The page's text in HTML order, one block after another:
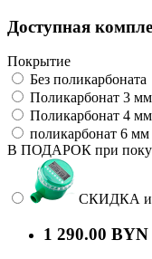
Доступная
Покрытие
Без поликарбоната
Поликарбонат 3
Поликарбонат 4
поликарбонат 6
В ПОДАРОК при
СКИДКА и
1 290.00 BYN